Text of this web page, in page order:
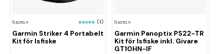
Garmin (1)
Garmin Striker 4 Portabelt
Kit för Isfiske
Garmin
Garmin Panoptix PS22-TR
Kit för Isfiske inkl. Givare
GT10HN-IF